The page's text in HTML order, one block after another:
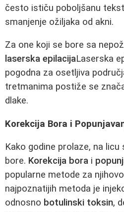
često ističu poboljšanu
smanjenje ožiljaka od akni.
Za one koji se bore sa
laserska epilacijaLaserska
pogodna za osetljiva
tretmanima postiže se
dlake.
Korekcija Bora i
Kako godine prolaze, na
bore. Korekcija bora i
popularne metode za
najpoznatijih metoda je
odnosno botulinski toksin,